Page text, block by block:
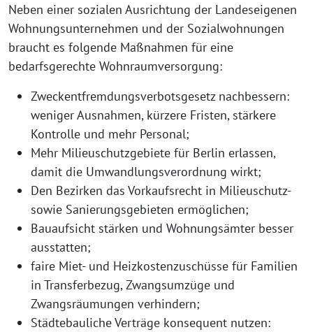
Neben einer sozialen Ausrichtung der Landeseigenen
Wohnungsunternehmen und der Sozialwohnungen
braucht es folgende Maßnahmen für eine
bedarfsgerechte Wohnraumversorgung:
Zweckentfremdungsverbotsgesetz nachbessern:
weniger Ausnahmen, kürzere Fristen, stärkere
Kontrolle und mehr Personal;
Mehr Milieuschutzgebiete für Berlin erlassen,
damit die Umwandlungsverordnung wirkt;
Den Bezirken das Vorkaufsrecht in Milieuschutz-
sowie Sanierungsgebieten ermöglichen;
Bauaufsicht stärken und Wohnungsämter besser
ausstatten;
faire Miet- und Heizkostenzuschüsse für Familien
in Transferbezug, Zwangsumzüge und
Zwangsräumungen verhindern;
Städtebauliche Verträge konsequent nutzen: